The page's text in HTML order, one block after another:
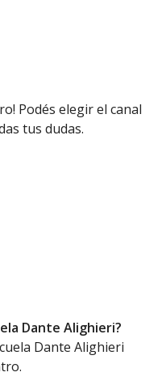
Podés elegir el canal
tus dudas.
Dante Alighieri?
Dante Alighieri